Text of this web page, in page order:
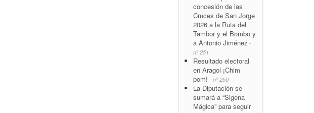
concesión de las
Cruces de San Jorge
2026 a la Ruta del
Tambor y el Bombo y
a Antonio Jiménez -
nº 251
Resultado electoral
en Aragol ¡Chim
pom! - nº 250
La Diputación se
sumará a “Sigena
Mágica” para seguir